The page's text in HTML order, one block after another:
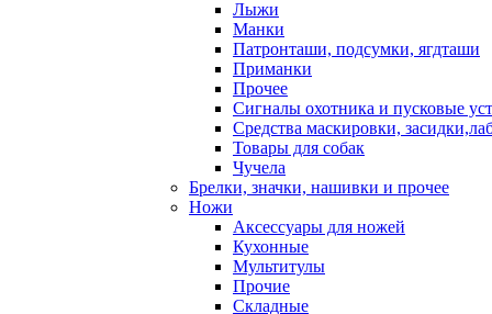
Лыжи
Манки
Патронташи, подсумки, ягдташи
Приманки
Прочее
Сигналы охотника и пусковые
Средства маскировки,
Товары для собак
Чучела
Брелки, значки, нашивки и прочее
Ножи
Аксессуары для ножей
Кухонные
Мультитулы
Прочие
Складные